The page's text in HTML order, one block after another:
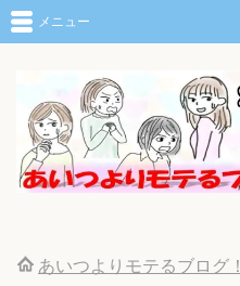
メニュー
あいつよりモテるブログ！